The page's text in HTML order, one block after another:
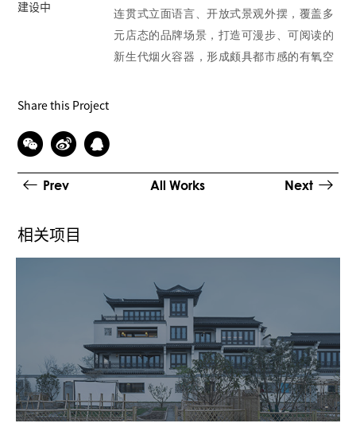
连贯式立面语言、开放式景观外摆，覆盖多
元店态的品牌场景，打造可漫步、可阅读的
新生代烟火容器，形成颇具都市感的有氧空
琉璃蓝、瓦黛青四种视觉主色，广泛运用于
具、格栅挂落、超级符号、落水雨链等东方
构件，以打造独具东方特色首饰的精致感。
建设中
Share this Project
Prev All Works Next
相关项目